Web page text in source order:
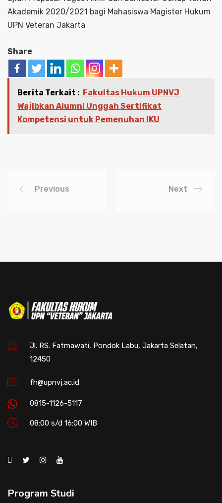
Akademik 2020/2021 bagi Mahasiswa Magister Hukum
UPN Veteran Jakarta
Share
Berita Terkait : Fakultas Hukum UPNVJ
Wajibkan Alumni Unggah Sertifikat
Kompetensi untuk Pemenuhan IKU
Previous Next
Jl. RS. Fatmawati, Pondok Labu, Jakarta Selatan,
12450
fh@upnvj.ac.id
0815-1126-5117
08:00 s/d 16:00 WIB
Program Studi